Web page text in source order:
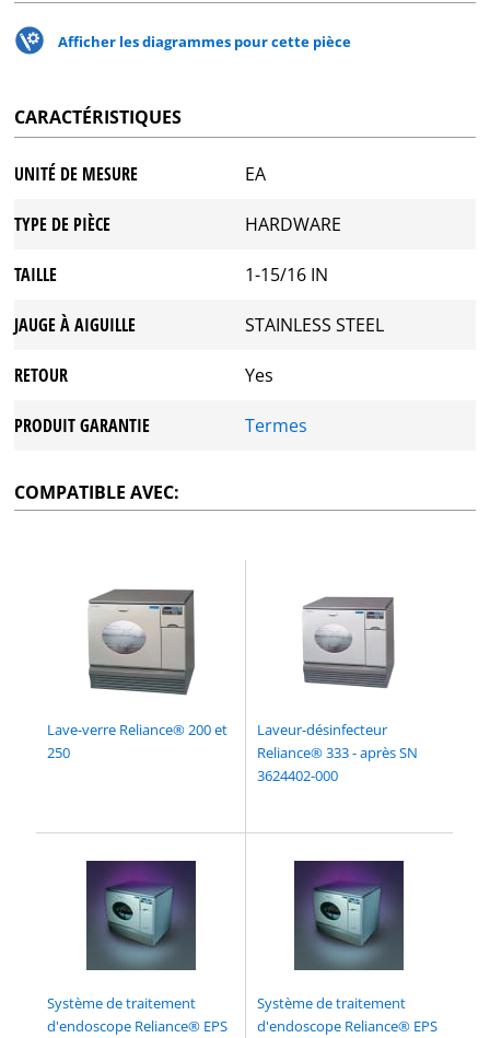
Afficher les diagrammes pour cette pièce
CARACTÉRISTIQUES
UNITÉ DE MESURE EA
TYPE DE PIÈCE HARDWARE
TAILLE 1-15/16 IN
JAUGE À AIGUILLE STAINLESS STEEL
RETOUR Yes
PRODUIT GARANTIE Termes
COMPATIBLE AVEC:
Lave-verre Reliance® 200 et
250
Laveur-désinfecteur
Reliance® 333 - après SN
3624402-000
Système de traitement
d'endoscope Reliance® EPS
Système de traitement
d'endoscope Reliance® EPS